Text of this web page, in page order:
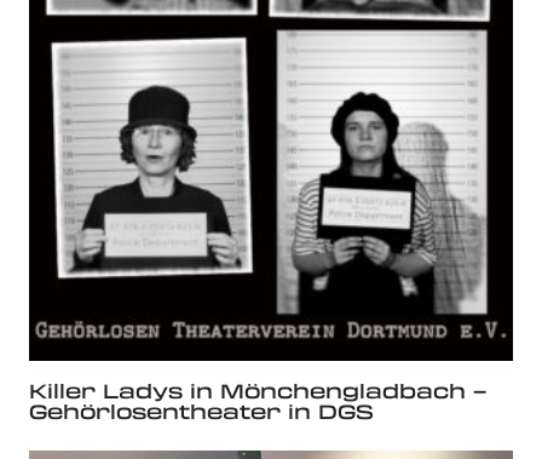
Killer Ladys in Mönchengladbach –
Gehörlosentheater in DGS